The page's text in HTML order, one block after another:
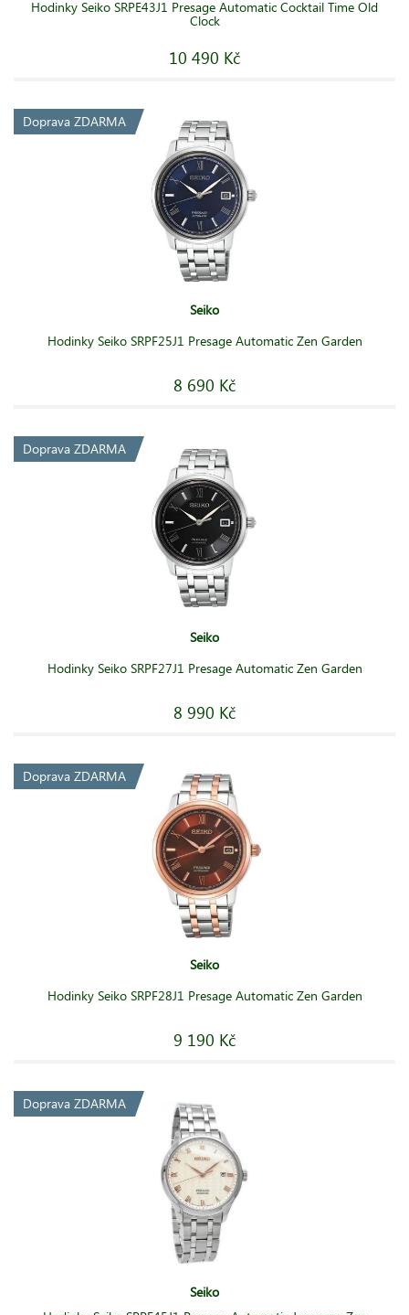
Hodinky Seiko SRPE43J1 Presage Automatic Cocktail Time Old
Clock
10 490 Kč
Doprava ZDARMA
Seiko
Hodinky Seiko SRPF25J1 Presage Automatic Zen Garden
8 690 Kč
Doprava ZDARMA
Seiko
Hodinky Seiko SRPF27J1 Presage Automatic Zen Garden
8 990 Kč
Doprava ZDARMA
Seiko
Hodinky Seiko SRPF28J1 Presage Automatic Zen Garden
9 190 Kč
Doprava ZDARMA
Seiko